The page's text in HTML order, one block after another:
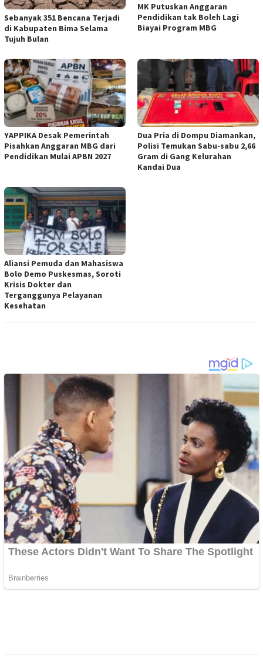
Sebanyak 351 Bencana Terjadi
di Kabupaten Bima Selama
Tujuh Bulan
MK Putuskan Anggaran
Pendidikan tak Boleh Lagi
Biayai Program MBG
YAPPIKA Desak Pemerintah
Pisahkan Anggaran MBG dari
Pendidikan Mulai APBN 2027
Dua Pria di Dompu Diamankan,
Polisi Temukan Sabu-sabu 2,66
Gram di Gang Kelurahan
Kandai Dua
Aliansi Pemuda dan Mahasiswa
Bolo Demo Puskesmas, Soroti
Krisis Dokter dan
Terganggunya Pelayanan
Kesehatan